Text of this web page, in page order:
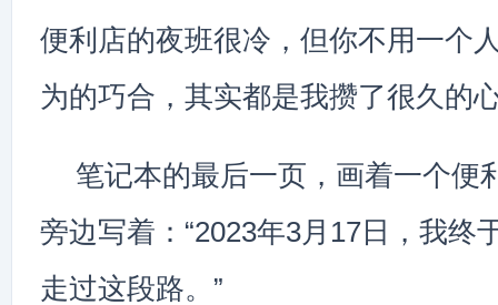
便利店的夜班很冷，但你不用一个
为的巧合，其实都是我攒了很久的
笔记本的最后一页，画着一个便
旁边写着：“2023年3月17日，我终
走过这段路。”